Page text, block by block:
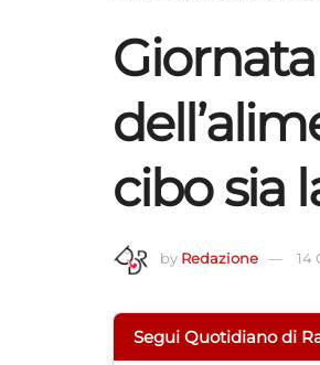
cibo sia
by Redazione 14
Segui Quotidiano di